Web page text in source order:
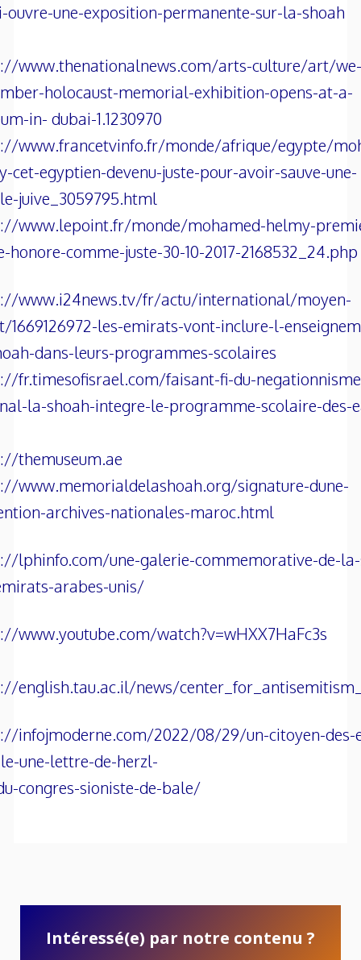
ouvre-une-exposition-permanente-sur-la-shoah
www.thenationalnews.com/arts-culture/art/we-
holocaust-memorial-exhibition-opens-at-a-
in- dubai-1.1230970
www.francetvinfo.fr/monde/afrique/egypte/
cet-egyptien-devenu-juste-pour-avoir-sauve-une-
juive_3059795.html
www.lepoint.fr/monde/mohamed-helmy-
honore-comme-juste-30-10-2017-2168532_24.php
www.i24news.tv/fr/actu/international/moyen-
1669126972-les-emirats-vont-inclure-l-
dans-leurs-programmes-scolaires
fr.timesofisrael.com/faisant-fi-du-
la-shoah-integre-le-programme-scolaire-des-
themuseum.ae
www.memorialdelashoah.org/signature-dune-
archives-nationales-maroc.html
lphinfo.com/une-galerie-commemorative-de-
arabes-unis/
www.youtube.com/watch?v=wHXX7HaFc3s
english.tau.ac.il/news/
infojmoderne.com/2022/08/29/un-citoyen-des-
une-lettre-de-herzl-
congres-sioniste-de-bale/
Intéressé(e) par notre contenu ?